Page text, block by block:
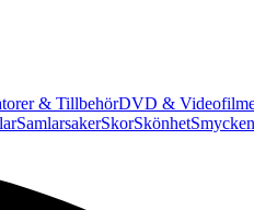
& TillbehörDVD &
SamlarsakerSkorSkönhet